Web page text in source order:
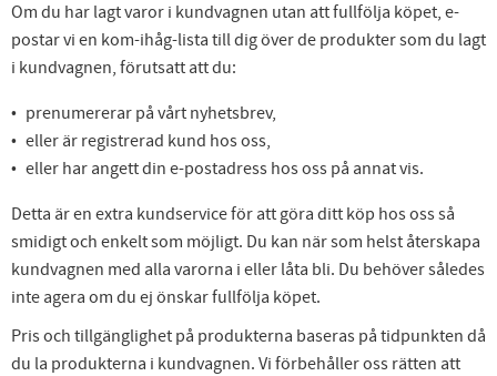
Om du har lagt varor i kundvagnen utan att fullfölja köpet, e-
postar vi en kom-ihåg-lista till dig över de produkter som du lagt
i kundvagnen, förutsatt att du:
prenumererar på vårt nyhetsbrev,
eller är registrerad kund hos oss,
eller har angett din e-postadress hos oss på annat vis.
Detta är en extra kundservice för att göra ditt köp hos oss så
smidigt och enkelt som möjligt. Du kan när som helst återskapa
kundvagnen med alla varorna i eller låta bli. Du behöver således
inte agera om du ej önskar fullfölja köpet.
Pris och tillgänglighet på produkterna baseras på tidpunkten då
du la produkterna i kundvagnen. Vi förbehåller oss rätten att